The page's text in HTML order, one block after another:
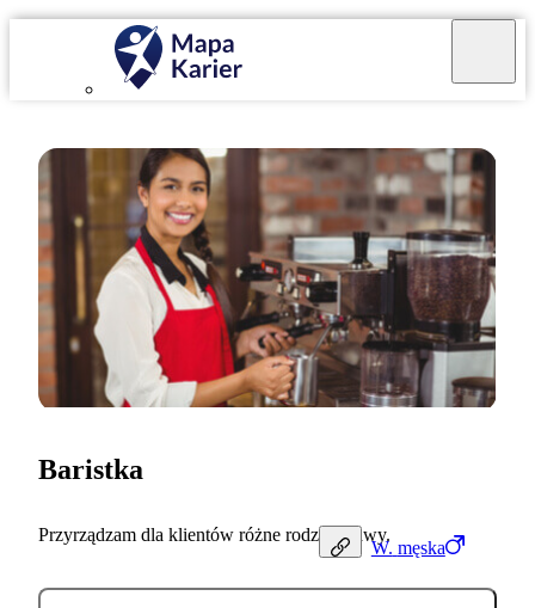
W. męska
Baristka
Przyrządzam dla klientów różne rodzaje kawy.